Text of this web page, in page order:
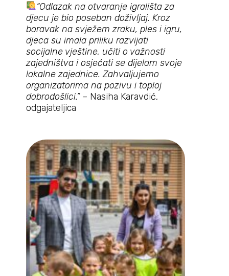
“Odlazak na otvaranje igrališta za
djecu je bio poseban doživljaj. Kroz
boravak na svježem zraku, ples i igru,
djeca su imala priliku razvijati
socijalne vještine, učiti o važnosti
zajedništva i osjećati se dijelom svoje
lokalne zajednice. Zahvaljujemo
organizatorima na pozivu i toploj
dobrodošlici.”– Nasiha Karavdić,
odgajateljica